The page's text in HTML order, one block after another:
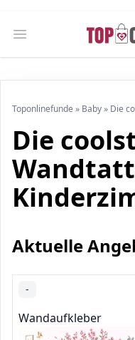
Open main menu
Toponlinefunde » Baby» Die
Die
Aktuelle
-
Wandaufkleber